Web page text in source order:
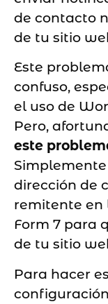
de contacto
de tu sitio
Este
confuso,
el uso de
Pero,
este
dirección de
remitente en
Form 7 para
de tu sitio
Para hacer